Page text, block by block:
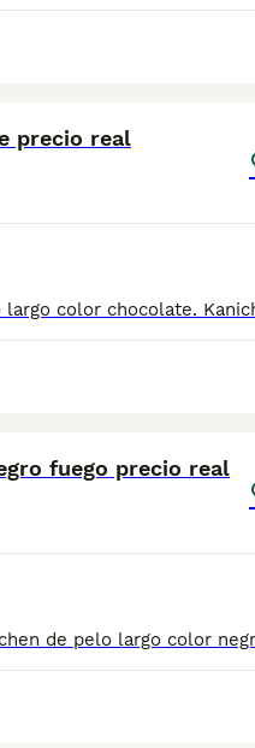
precio real
fuego precio real